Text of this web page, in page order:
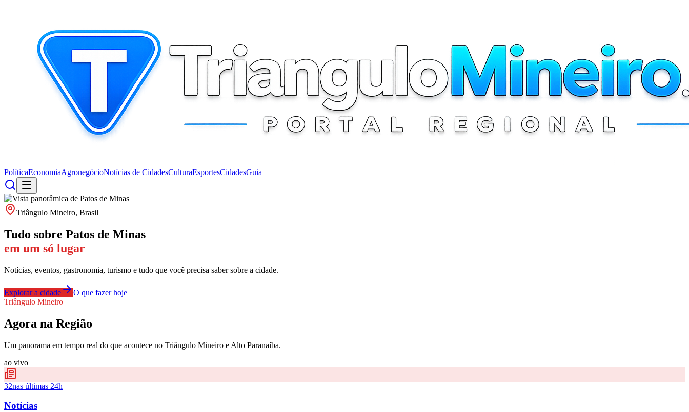
PolíticaEconomiaAgronegócioNotícias de CidadesCulturaEsportesCidadesGuia
Triângulo Mineiro, Brasil
Tudo sobre Patos de Minas
em um só lugar
Notícias, eventos, gastronomia, turismo e tudo que você precisa saber sobre a cidade.
Explorar a cidade
O que fazer hoje
Triângulo Mineiro
Agora na Região
Um panorama em tempo real do que acontece no Triângulo Mineiro e Alto Paranaíba.
ao vivo
32nas últimas 24h
Notícias